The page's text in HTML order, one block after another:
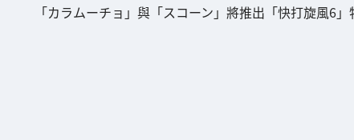
「カラムーチョ」與「スコーン」將推出「快打旋風6」